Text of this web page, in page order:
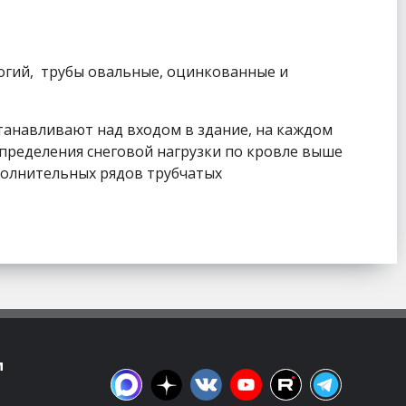
трубы овальные, оцинкованные и
над входом в здание, на каждом
снеговой нагрузки по кровле выше
рядов трубчатых